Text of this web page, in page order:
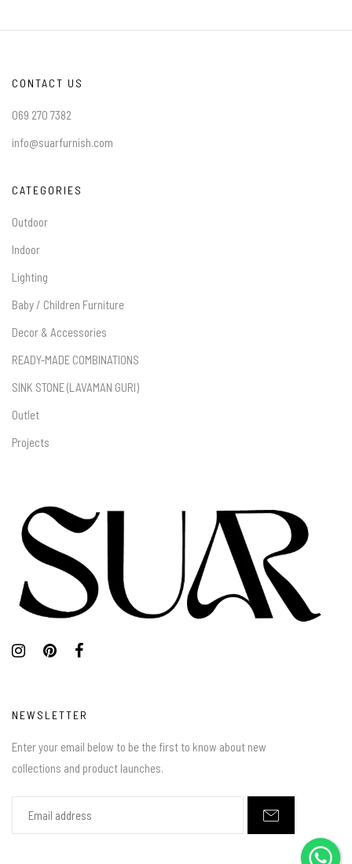
CONTACT US
069 270 7382
info@suarfurnish.com
CATEGORIES
Outdoor
Indoor
Lighting
Baby / Children Furniture
Decor & Accessories
READY-MADE COMBINATIONS
SINK STONE (LAVAMAN GURI)
Outlet
Projects
NEWSLETTER
Enter your email below to be the first to know about new
collections and product launches.